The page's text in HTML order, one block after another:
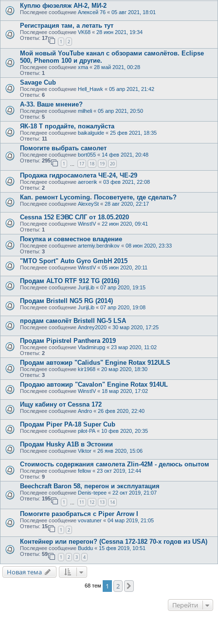
Куплю фюзеляж АН-2, МИ-2
Последнее сообщение Алексей 76 « 05 авг 2021, 18:01
Регистрация там, а летать тут
Последнее сообщение VK68 « 28 июн 2021, 19:34
Ответы: 17
1 2
Мой новый YouTube канал с обзорами самолётов. Eclipse
500, Phenom 100 и другие.
Последнее сообщение xma « 28 май 2021, 00:28
Ответы: 1
Savage Cub
Последнее сообщение Hell_Hawk « 05 апр 2021, 21:42
Ответы: 6
А-33. Ваше мнение?
Последнее сообщение milheli « 05 апр 2021, 20:50
Ответы: 5
ЯК-18 Т продайте, пожалуйста
Последнее сообщение baikalguide « 25 фев 2021, 18:35
Ответы: 11
Помогите выбрать самолет
Последнее сообщение bort055 « 14 фев 2021, 20:48
Ответы: 295
1 17 18 19 20
Продажа гидросамолета ЧЕ-24, ЧЕ-29
Последнее сообщение aeroerik « 03 фев 2021, 22:08
Ответы: 2
Кап. ремонт Lycoming. Посоветуете, где сделать?
Последнее сообщение AlexeySt « 28 авг 2020, 22:17
Cessna 152 ЕЭВС СЛГ от 18.05.2020
Последнее сообщение WinstIV « 22 июн 2020, 09:41
Ответы: 1
Покупка и совместное владение
Последнее сообщение artemiy.berdnikov « 08 июн 2020, 23:33
Ответы: 3
"MTO Sport" Auto Gyro GmbH 2015
Последнее сообщение WinstIV « 05 июн 2020, 20:11
Продам ALTO RTF 912 TG (2016)
Последнее сообщение JurijLib « 07 апр 2020, 19:15
Продам Bristell NG5 RG (2014)
Последнее сообщение JurijLib « 07 апр 2020, 19:08
продам самолёт Bristell NG-5 LSA
Последнее сообщение Andrey2020 « 30 мар 2020, 17:25
Продам Pipistrel Panthera 2019
Последнее сообщение Vladimirupg « 23 мар 2020, 11:02
Ответы: 2
Продам автожир "Calidus" Engine Rotax 912ULS
Последнее сообщение kir1968 « 20 мар 2020, 18:30
Ответы: 3
Продаю автожир "Cavalon" Engine Rotax 914UL
Последнее сообщение WinstIV « 18 мар 2020, 17:02
Ищу кабину от Cessna 172
Последнее сообщение Andro « 26 фев 2020, 22:40
Продам Piper PA-18 Super Cub
Последнее сообщение pilot-PA« 10 фев 2020, 20:35
Продам Husky A1B в Эстонии
Последнее сообщение Viktor « 26 янв 2020, 15:06
Стоимость содержания самолета Zlin-42M - делюсь опытом
Последнее сообщение fellow « 23 окт 2019, 12:44
Ответы: 9
Beechcraft Baron 58, перегон и эксплуатация
Последнее сообщение Denis-tepee « 22 окт 2019, 21:07
Ответы: 195
1 11 12 13 14
Помогите разобраться с Piper Arrow I
Последнее сообщение vovatuner « 04 мар 2019, 21:05
Ответы: 15
1 2
Контейнер или перегон? (Cessna 172-182 70-х годов из USA)
Последнее сообщение Buddu « 15 фев 2019, 10:51
Ответы: 59
1 2 3 4
Новая тема
68 тем 1 2
Перейти